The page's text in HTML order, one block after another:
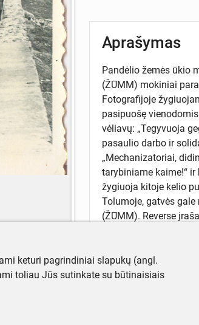
Aprašymas
Pandėlio žemės ūkio
(ŽŪMM) mokiniai
Fotografijoje
pasipuošę
vėliavų: „Tegyvuoja
pasaulio darbo ir
„Mechanizatoriai,
tarybiniame kaime!“
žygiuoja kitoje kelio
Tolumoje, gatvės
(ŽŪMM). Reverse
ŽŪMM. No 14.
Turite daugiau
keturi pagrindiniai slapukų (angl.
toliau Jūs sutinkate su būtinaisiais